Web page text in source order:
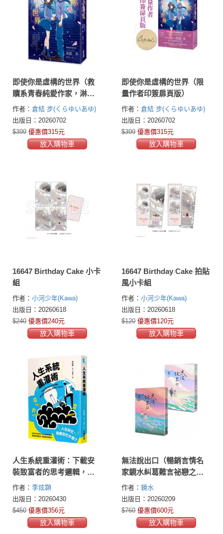
即使你是虛構的世界（救
贖系青春純愛作家，淋漓
寫盡暗戀的酸甜與苦樂）
作者： 倉結 步(くらゆいあゆ)
出版日：20260702
$399 優惠價315元
放入購物車
即使你是虛構的世界（限
量作者印簽扉頁版）
作者： 倉結 步(くらゆいあゆ)
出版日：20260702
$399 優惠價315元
放入購物車
16647 Birthday Cake 小卡
組
作者： 小河少年(Kawa)
出版日：20260618
$240 優惠價240元
放入購物車
16647 Birthday Cake 拍貼
風小卡組
作者： 小河少年(Kawa)
出版日：20260618
$120 優惠價120元
放入購物車
人生系統重灌術：下載安
裝致富者的思考邏輯，建
立屬於你的高產出、高勝
率人生GPS
作者： 李炫顥
出版日：20260430
$450 優惠價356元
放入購物車
無法說出口（暢銷言情名
家鏡水糾葛難言祕戀之作
套書，讀者等待多年終於
登場！）
作者： 鏡水
出版日：20260209
$760 優惠價600元
放入購物車